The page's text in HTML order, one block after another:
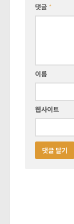
댓글 *
이름
웹사이트